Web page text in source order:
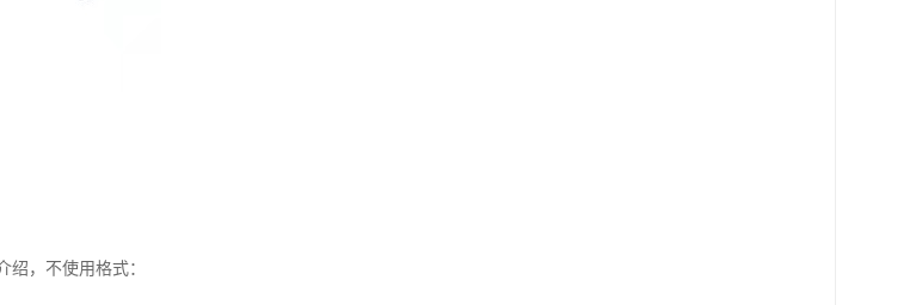
绍，不使用格式：